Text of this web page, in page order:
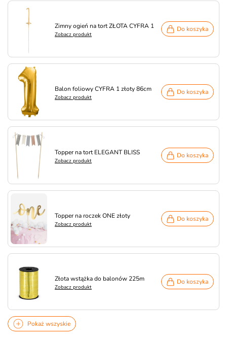
Zimny ogień na tort ZŁOTA CYFRA 1
Zobacz produkt
Do koszyka
Balon foliowy CYFRA 1 złoty 86cm
Zobacz produkt
Do koszyka
Topper na tort ELEGANT BLISS
Zobacz produkt
Do koszyka
Topper na roczek ONE złoty
Zobacz produkt
Do koszyka
Złota wstążka do balonów 225m
Zobacz produkt
Do koszyka
Pokaż wszyskie